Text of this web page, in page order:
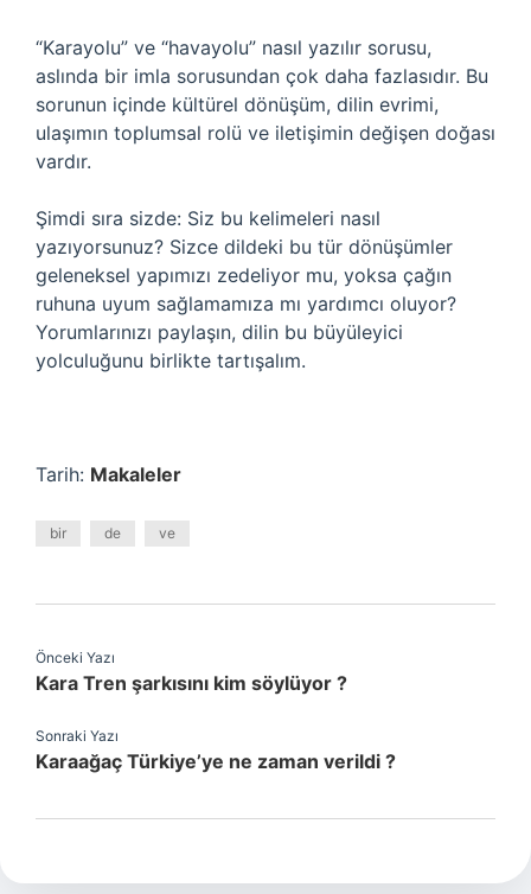
“Karayolu” ve “havayolu” nasıl yazılır sorusu,
aslında bir imla sorusundan çok daha fazlasıdır. Bu
sorunun içinde kültürel dönüşüm, dilin evrimi,
ulaşımın toplumsal rolü ve iletişimin değişen doğası
vardır.
Şimdi sıra sizde: Siz bu kelimeleri nasıl
yazıyorsunuz? Sizce dildeki bu tür dönüşümler
geleneksel yapımızı zedeliyor mu, yoksa çağın
ruhuna uyum sağlamamıza mı yardımcı oluyor?
Yorumlarınızı paylaşın, dilin bu büyüleyici
yolculuğunu birlikte tartışalım.
Tarih: Makaleler
bir de ve
Önceki Yazı
Kara Tren şarkısını kim söylüyor ?
Sonraki Yazı
Karaağaç Türkiye’ye ne zaman verildi ?